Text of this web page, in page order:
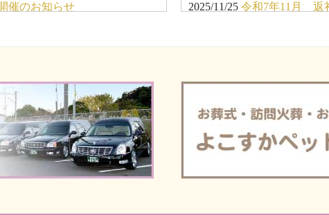
催のお知らせ
催のお知らせ
ンペーン」「10月個別相談
ンペーン」＆個別相談会開催
2025/11/25 令和7年11月 返
2025/07/27 令和7年7月 返
2025/04/27 令和7年「春の
2025/03/18 令和7年度 春の